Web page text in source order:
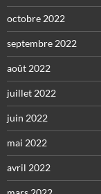
octobre 2022
septembre 2022
août 2022
juillet 2022
juin 2022
mai 2022
avril 2022